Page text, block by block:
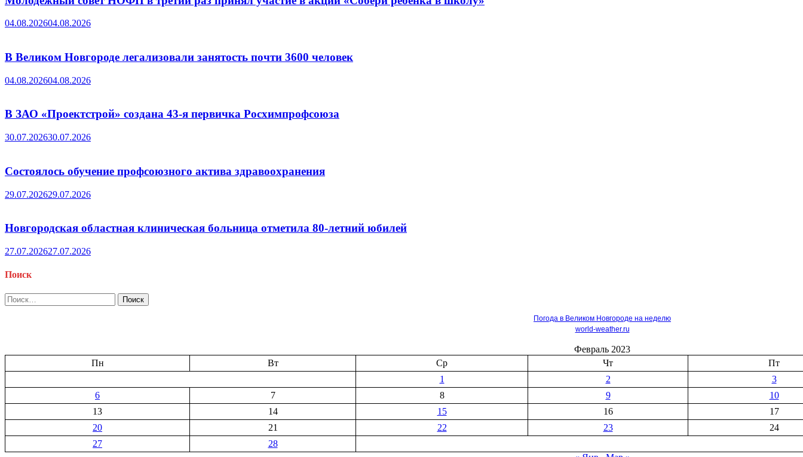
04.08.202604.08.2026
В Великом Новгороде легализовали занятость почти 3600 человек
04.08.202604.08.2026
В ЗАО «Проектстрой» создана 43-я первичка Росхимпрофсоюза
30.07.202630.07.2026
Состоялось обучение профсоюзного актива здравоохранения
29.07.202629.07.2026
Новгородская областная клиническая больница отметила 80-летний юбилей
27.07.202627.07.2026
Поиск
Найти:
Погода в Великом Новгороде на неделю
world-weather.ru
Февраль 2023
Пн
Вт Ср Чт
Пт
1
2
3
6
7 8 9
10
13
14 15 16
17
20
21 22 23
24
27
28